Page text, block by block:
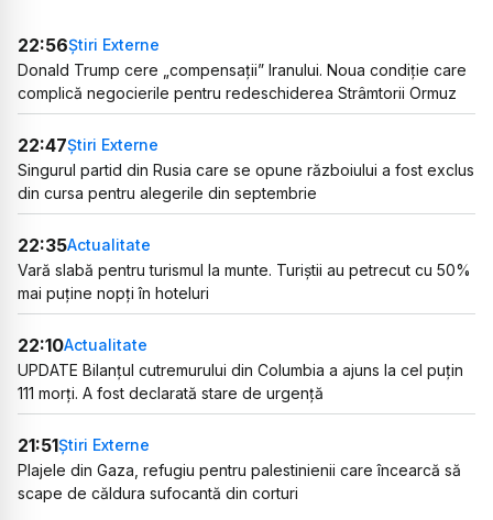
22:56Știri Externe
Donald Trump cere „compensații” Iranului. Noua condiție care
complică negocierile pentru redeschiderea Strâmtorii Ormuz
22:47Știri Externe
Singurul partid din Rusia care se opune războiului a fost exclus
din cursa pentru alegerile din septembrie
22:35Actualitate
Vară slabă pentru turismul la munte. Turiștii au petrecut cu 50%
mai puține nopți în hoteluri
22:10Actualitate
UPDATE Bilanțul cutremurului din Columbia a ajuns la cel puțin
111 morți. A fost declarată stare de urgență
21:51Știri Externe
Plajele din Gaza, refugiu pentru palestinienii care încearcă să
scape de căldura sufocantă din corturi